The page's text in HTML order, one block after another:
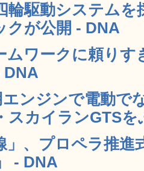
輪駆動システム
クが公開 - DNA
ムワークに頼り
DNA
ンジンで電動で
スカイランGTS
」、プロペラ推進
- DNA